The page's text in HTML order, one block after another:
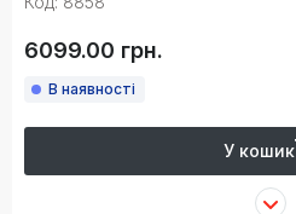
6099.00 грн.
В наявності
У кошик